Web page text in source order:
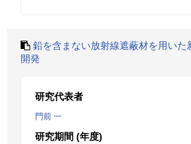
鉛を含まない放射線遮蔽材を用いた
開発
研究代表者
門前 一
研究期間 (年度)